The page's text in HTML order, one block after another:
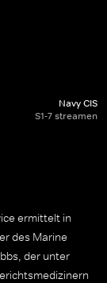
Navy CIS
S1-7 streamen
ermittelt in
des Marine
der unter